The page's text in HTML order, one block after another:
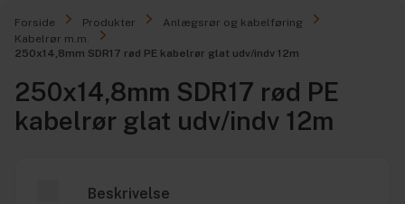
Forside Produkter
Anlægsrør og kabelføring
Kabelrør m.m.
250x14,8mm SDR17 rød PE kabelrør glat udv/indv 12m
250x14,8mm SDR17 rød PE
kabelrør glat udv/indv 12m
Beskrivelse